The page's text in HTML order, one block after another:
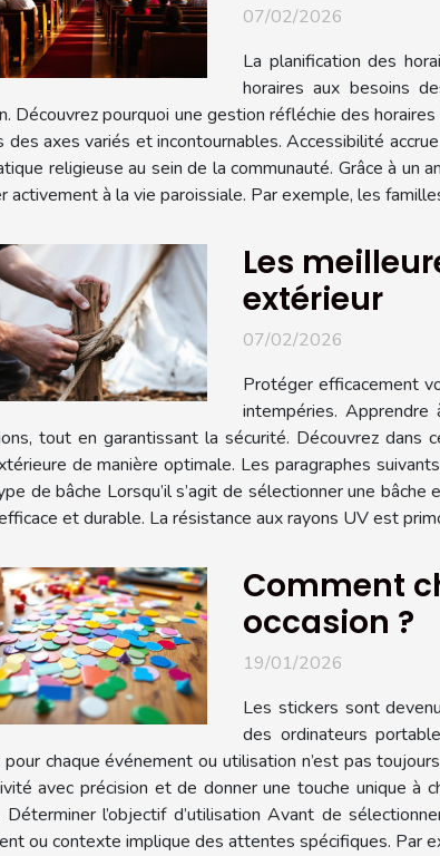
07/02/2026
La planification des
horaires aux besoins
Découvrez pourquoi une gestion réfléchie des
des axes variés et incontournables. Accessibilité
religieuse au sein de la communauté. Grâce à
activement à la vie paroissiale. Par exemple, les
Les
extérieur
07/02/2026
Protéger efficacement
intempéries.
tout en garantissant la sécurité. Découvrez
de manière optimale. Les paragraphes
de bâche Lorsqu’il s’agit de sélectionner une
et durable. La résistance aux rayons UV est
Comment
occasion ?
19/01/2026
Les stickers sont
des ordinateurs
chaque événement ou utilisation n’est pas
avec précision et de donner une touche unique à
Déterminer l’objectif d’utilisation Avant de
ou contexte implique des attentes spécifiques. Par